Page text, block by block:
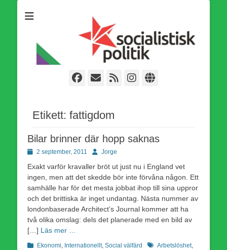
världsomfattande socialistiska Fjärde Internationalen och en viktig
tillgång i kampen för en socialistisk framtid!
Facebook
E-
Webbflöde
Instagram
Webbplats
Etikett: fattigdom
Bilar brinner där hopp saknas
Publicerad
2 september, 2011 Författare
Jorge
Exakt varför kravaller bröt ut just nu i England vet
ingen, men att det skedde bör inte förvåna någon. Ett
samhälle har för det mesta jobbat ihop till sina uppror
och det brittiska är inget undantag. Nästa nummer av
londonbaserade Architect’s Journal kommer att ha
två olika omslag: dels det planerade med en bild av
[…] Läs mer …
Kategorier
Ekonomi Internationellt, Social välfärd Etiketter
Arbetslöshet,